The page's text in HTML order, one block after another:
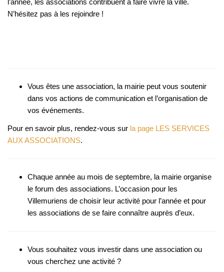
l’année, les associations contribuent à faire vivre la ville.
N’hésitez pas à les rejoindre !
Vous êtes une association, la mairie peut vous soutenir
dans vos actions de communication et l’organisation de
vos événements.
Pour en savoir plus, rendez-vous sur la page LES SERVICES
AUX ASSOCIATIONS.
Chaque année au mois de septembre, la mairie organise
le forum des associations. L’occasion pour les
Villemuriens de choisir leur activité pour l’année et pour
les associations de se faire connaître auprès d’eux.
Vous souhaitez vous investir dans une association ou
vous cherchez une activité ?